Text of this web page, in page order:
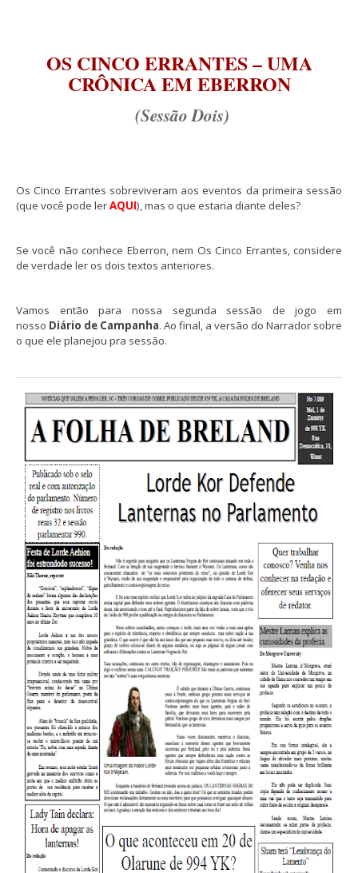
OS CINCO ERRANTES – UMA
CRÔNICA EM EBERRON
(Sessão Dois)
Os Cinco Errantes sobreviveram aos eventos da primeira sessão
(que você pode lerAQUI), mas o que estaria diante deles?
Se você não conhece Eberron, nem Os Cinco Errantes, considere
de verdade ler os dois textos anteriores.
Vamos então para nossa segunda sessão de jogo em
nosso Diário de Campanha. Ao final, a versão do Narrador sobre
o que ele planejou pra sessão.